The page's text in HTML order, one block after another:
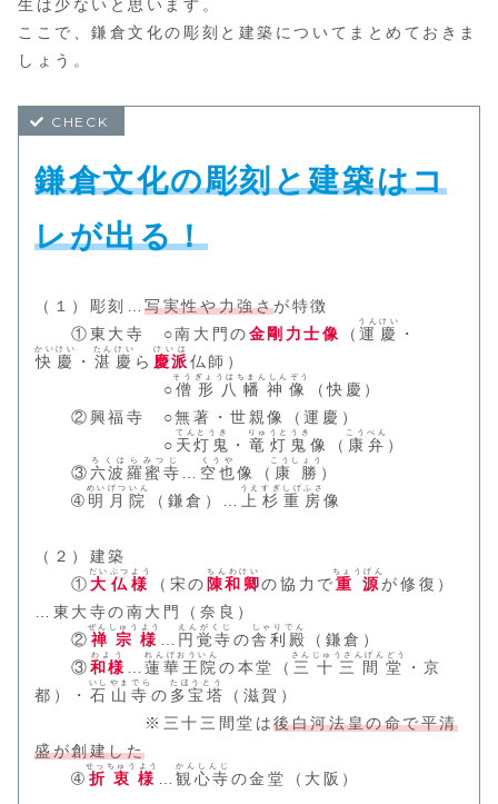
生は少ないと思います。
ここで、鎌倉文化の彫刻と建築についてまとめておきま
しょう。
鎌倉文化の彫刻と建築はコ
レが出る！
（１）彫刻…写実性や力強さが特徴
①東大寺 ○南大門の金剛力士像 （運慶
うんけい
・
快慶
かいけい
・ 湛慶
たんけい
ら 慶派
けいは
仏師）
○僧形八幡神像
そうぎょうはちまんしんぞう
（快慶）
②興福寺 ○無著・世親像（運慶）
○ 天灯鬼
てんとうき
・ 竜灯鬼
りゅうとうき
像（ 康弁
こうべん
）
③六波羅蜜寺
ろくはらみつじ
空也
くうや
像（ 康勝
こうしょう
）
➃ 明月院
めいげついん
（鎌倉）… 上杉重房
うえすぎしげふさ
像
（２）建築
①大仏様
だいぶつよう
（宋の 陳和卿
ちんわけい
の協力で 重源
ちょうげん
が修復）
…東大寺の南大門（奈良）
② 禅宗様
ぜんしゅうよう
円覚寺
えんがくじ
の舎利殿
しゃりでん
（鎌倉）
③和様
わよう
…蓮華王院
れんげおういん
の本堂（ 三十三間堂
さんじゅうさんげんどう
・京
都）・ 石山寺
いしやまでら
の 多宝塔
たほうとう
（滋賀）
※三十三間堂は後白河法皇の命で平清
盛が創建した
➃ 折衷様
せっちゅうよう
…観心寺
かんしんじ
の金堂（大阪）